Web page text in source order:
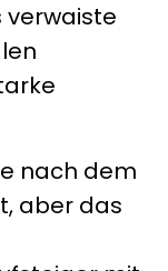
verwaiste
nach dem
aber das